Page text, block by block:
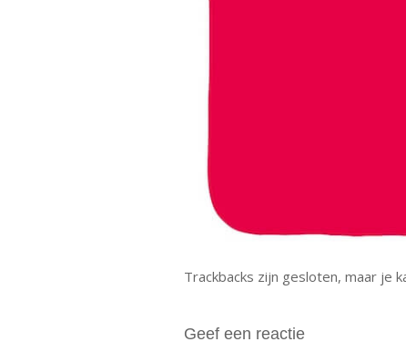
Trackbacks zijn gesloten, maar je
Geef een reactie